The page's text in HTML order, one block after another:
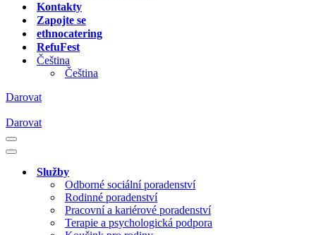
Kontakty
Zapojte se
ethnocatering
RefuFest
Čeština
Čeština
Darovat
Darovat
Navigační
menu
Navigační
Služby
Odborné sociální poradenství
Rodinné poradenství
Pracovní a kariérové poradenství
Terapie a psychologická podpora